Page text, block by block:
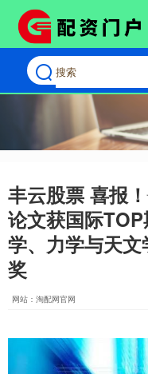
丰云股票 喜报
论文获国际
学、力学与天
奖
网站：淘配网官网